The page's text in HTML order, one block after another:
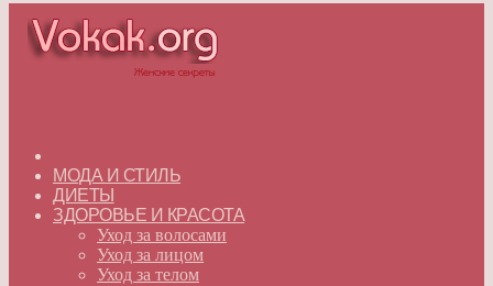
МОДА И СТИЛЬ
ДИЕТЫ
ЗДОРОВЬЕ И КРАСОТА
Уход за волосами
Уход за лицом
Уход за телом